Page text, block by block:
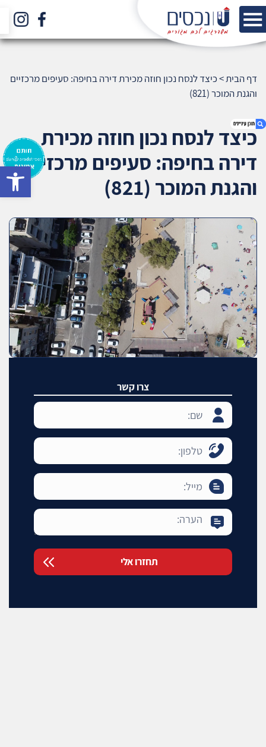
1. כיצד לנסח נכון חוזה מכירת דירה בחיפה: סעיפים
מרכזיים והגנת המוכר (821)
3. שאלתם ? ענינו !
דף הבית>כיצד לנסח נכון חוזה מכירת דירה בחיפה: סעיפים מרכזיים
והגנת המוכר (821)
כיצד לנסח נכון חוזה מכירת
דירה בחיפה: סעיפים מרכזיים
והגנת המוכר (821)
צרו קשר